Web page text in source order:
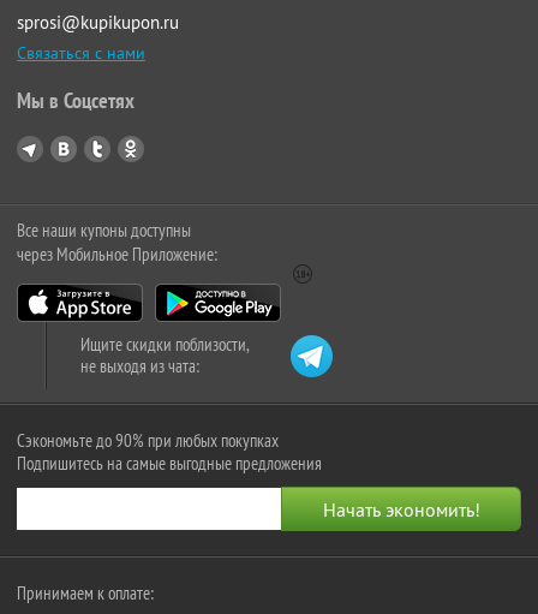
sprosi@kupikupon.ru
Связаться с нами
Мы в Соцсетях
Все наши купоны доступны
через Мобильное Приложение:
Ищите скидки поблизости,
не выходя из чата:
Сэкономьте до 90% при любых покупках
Подпишитесь на самые выгодные предложения
Принимаем к оплате: